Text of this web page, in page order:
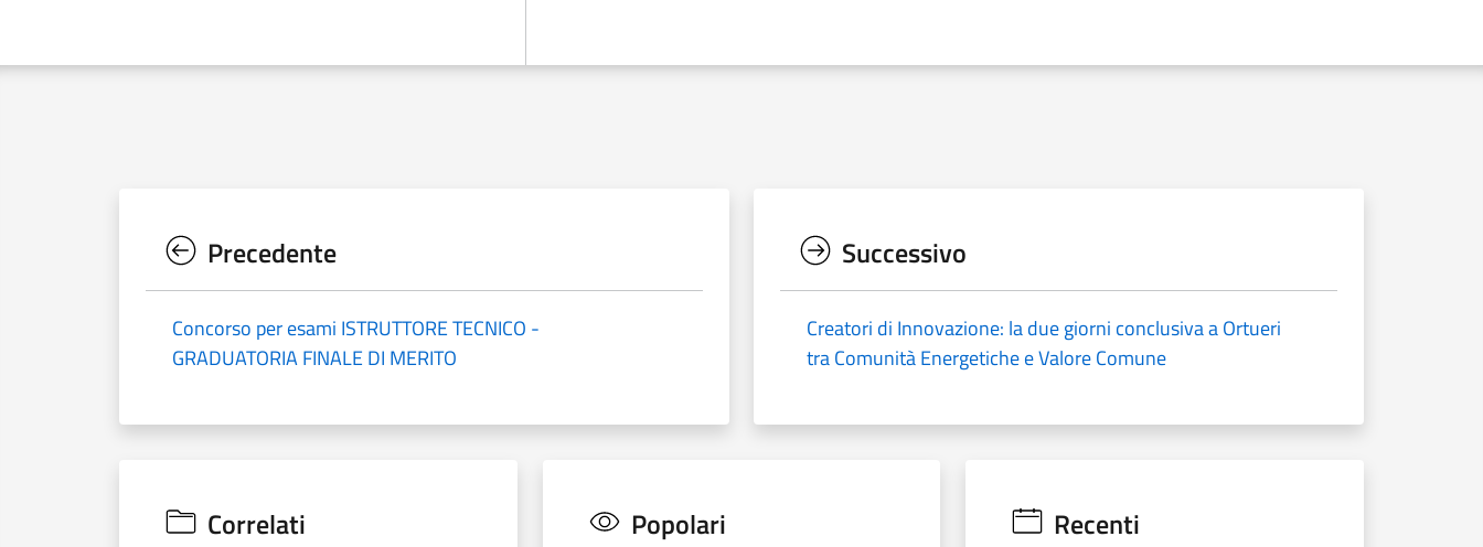
Precedente
Concorso per esami ISTRUTTORE TECNICO -
GRADUATORIA FINALE DI MERITO
Successivo
Creatori di Innovazione: la due giorni conclusiva a Ortueri
tra Comunità Energetiche e Valore Comune
Correlati Popolari Recenti